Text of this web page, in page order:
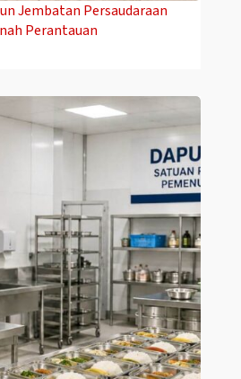
Jembatan Persaudaraan
Perantauan